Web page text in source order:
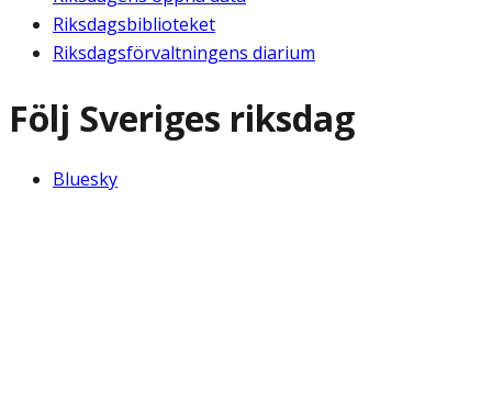
Riksdagsbiblioteket
Riksdagsförvaltningens diarium
Följ Sveriges riksdag
Bluesky